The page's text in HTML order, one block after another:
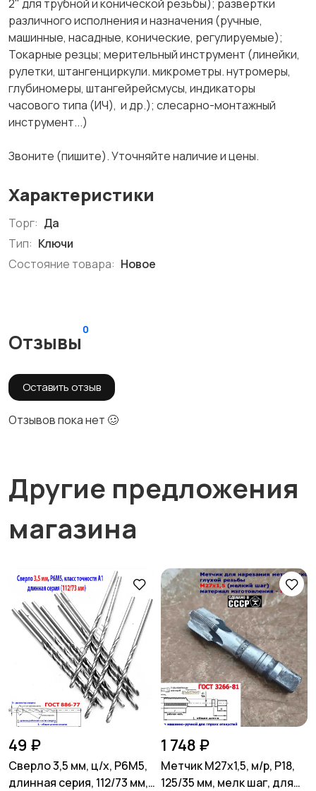
2" для трубной и конической резьбы); развертки
различного исполнения и назначения (ручные,
машинные, насадные, конические, регулируемые);
Токарные резцы; мерительный инструмент (линейки,
рулетки, штангенциркули. микрометры. нутромеры,
глубиномеры, штангейрейсмусы, индикаторы
часового типа (ИЧ), и др.); слесарно-монтажный
инструмент...)
Звоните (пишите). Уточняйте наличие и цены.
Характеристики
Торг: Да
Тип: Ключи
Состояние товара: Новое
Отзывы
0
Оставить отзыв
Отзывов пока нет 🥴
Другие предложения
магазина
49 ₽
Сверло 3,5 мм, ц/х, Р6М5,
длинная серия, 112/73 мм,
1 748 ₽
Метчик М27х1,5, м/р, Р18,
125/35 мм, мелк шаг, для